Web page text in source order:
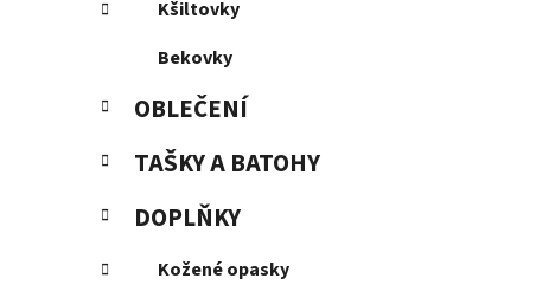
Kšiltovky
Bekovky
OBLEČENÍ
TAŠKY A BATOHY
DOPLŇKY
Kožené opasky